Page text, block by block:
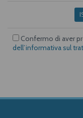
Confermo di aver
dell’informativa sul